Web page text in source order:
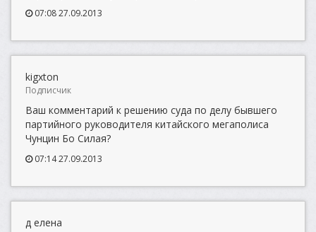
07:08 27.09.2013
kigxton
Подписчик
Ваш комментарий к решению суда по делу бывшего
партийного руководителя китайского мегаполиса
Чунцин Бо Силая?
07:14 27.09.2013
д елена